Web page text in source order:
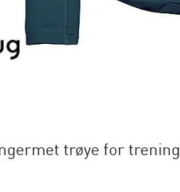
trøye for trening